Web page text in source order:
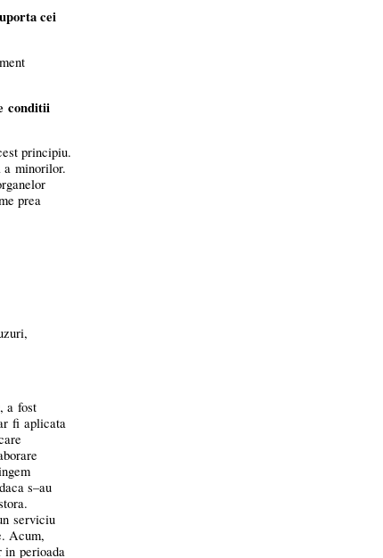
cei
conditii
principiu.
a minorilor.
prea
a fost
fi aplicata
s–au
serviciu
Acum,
in perioada